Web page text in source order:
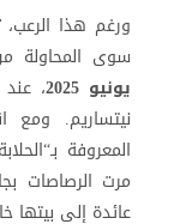
ورغم هذا
سوى المحاولة
يونيو 2025
،
نيتساريم. ومع
المعروفة
مرت الرصاصات
عائدة إلى بيتها